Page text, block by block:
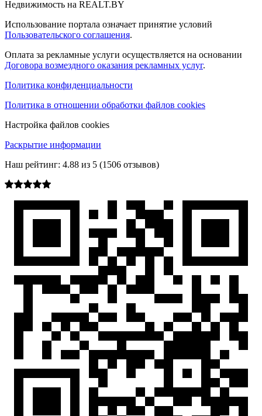
Недвижимость на REALT.BY
Использование портала означает принятие условий
Пользовательского соглашения.
Оплата за рекламные услуги осуществляется на основании
Договора возмездного оказания рекламных услуг.
Политика конфиденциальности
Политика в отношении обработки файлов cookies
Настройка файлов cookies
Раскрытие информации
Наш рейтинг: 4.88 из 5 (1506 отзывов)